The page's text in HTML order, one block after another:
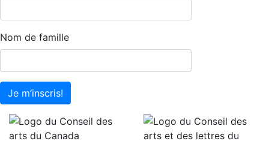
Nom de famille
Je m’inscris!